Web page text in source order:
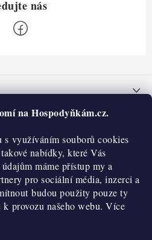
na Hospodyňkám.cz.
s využíváním souborů cookies
nabídky, které Vás
máme přístup my a
pro sociální média, inzerci a
budou použity pouze ty
provozu našeho webu. Více